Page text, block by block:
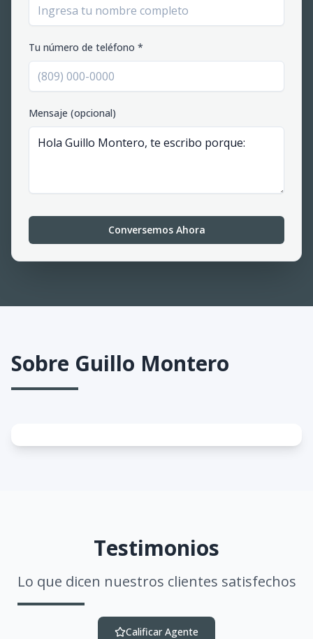
Tu número de teléfono *
Mensaje (opcional)
Conversemos Ahora
Sobre Guillo Montero
Testimonios
Lo que dicen nuestros clientes satisfechos
Calificar Agente